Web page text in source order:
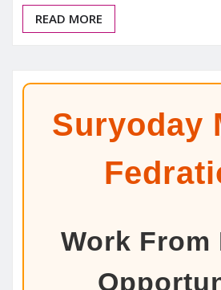
READ MORE
Suryoday
Work From